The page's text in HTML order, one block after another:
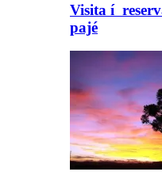
Visita í
pajé